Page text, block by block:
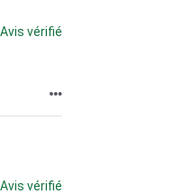
Avis vérifié
Avis vérifié